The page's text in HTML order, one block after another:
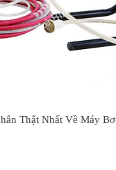
Thật Nhất Về Máy